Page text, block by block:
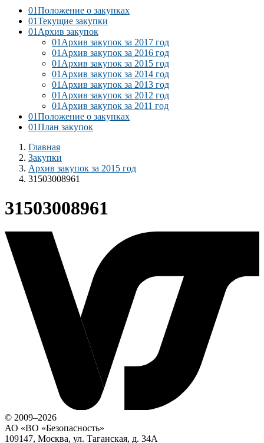
01Положение о закупках
01Текущие закупки
01 Архив закупок
01 Архив закупок за 2017 год
01 Архив закупок за 2016 год
01 Архив закупок за 2015 год
01 Архив закупок за 2014 год
01 Архив закупок за 2013 год
01 Архив закупок за 2012 год
01 Архив закупок за 2011 год
01Положение о закупках
01План закупок
Главная
Закупки
Архив закупок за 2015 год
31503008961
31503008961
© 2009–2026
АО «ВО «Безопасность»
109147, Москва, ул. Таганская, д. 34А